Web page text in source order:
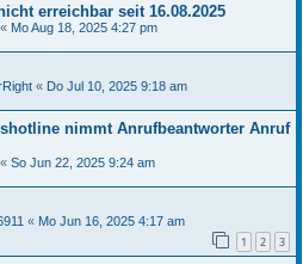
erreichbar seit 16.08.2025
« Mo Aug 18, 2025 4:27 pm
« Do Jul 10, 2025 9:18 am
nimmt Anrufbeantworter Anruf
« So Jun 22, 2025 9:24 am
« Mo Jun 16, 2025 4:17 am
1 2 3